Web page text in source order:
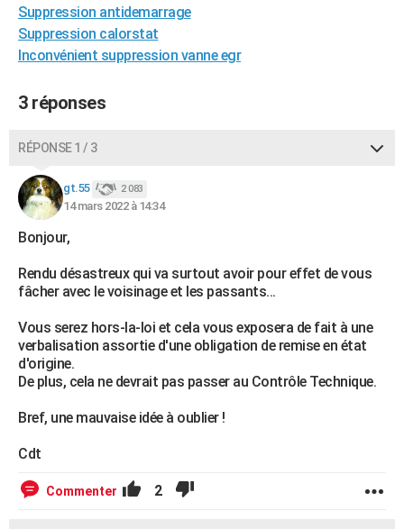
Destinations
City break
Voyage nature
Voyage de noces
Forum
Climat
+PHOTO
GUIDES D'ACHAT
BONS PLANS
Dictionnaire
Biographies
Citations
Expressions
Proverbes
PROGRAMME TV
COPAINS D'AVANT
S'inscrire
Se connecter
Lycées
Collèges
Primaires
Universités
Entreprises
Service militaire
Avis de recherche
AVIS DE DÉCÈS
Bricolage
Lifestyle
Culture
Sport
Auto
Television
Voyage
Cinema
Suppression antidemarrage
Suppression calorstat
Inconvénient suppression vanne egr
3 réponses
RÉPONSE 1 / 3
gt.55 2 083
14 mars 2022 à 14:34
Bonjour,
Rendu désastreux qui va surtout avoir pour effet de vous
fâcher avec le voisinage et les passants...
Vous serez hors-la-loi et cela vous exposera de fait à une
verbalisation assortie d'une obligation de remise en état
d'origine.
De plus, cela ne devrait pas passer au Contrôle Technique.
Bref, une mauvaise idée à oublier !
Cdt
Commenter 2